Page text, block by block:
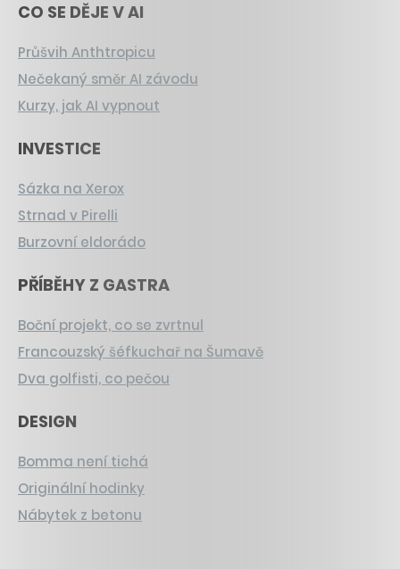
CO SE DĚJE V AI
Průšvih Anthtropicu
Nečekaný směr AI závodu
Kurzy, jak AI vypnout
INVESTICE
Sázka na Xerox
Strnad v Pirelli
Burzovní eldorádo
PŘÍBĚHY Z GASTRA
Boční projekt, co se zvrtnul
Francouzský šéfkuchař na Šumavě
Dva golfisti, co pečou
DESIGN
Bomma není tichá
Originální hodinky
Nábytek z betonu